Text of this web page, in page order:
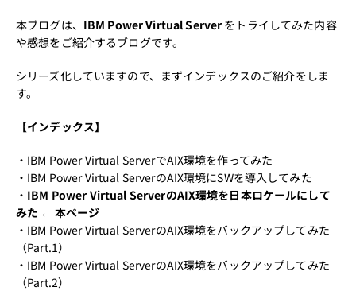
本ブログは、 IBM Power Virtual Server をトライしてみた内容
や感想をご紹介するブログです。
シリーズ化していますので、まずインデックスのご紹介をしま
す。
【インデックス】
・ IBM Power Virtual ServerでAIX環境を作ってみた
・ IBM Power Virtual ServerのAIX環境にSWを導入してみた
・ IBM Power Virtual ServerのAIX環境を日本ロケールにして
みた ← 本ページ
・ IBM Power Virtual ServerのAIX環境をバックアップしてみた
（Part.1）
・ IBM Power Virtual ServerのAIX環境をバックアップしてみた
（Part.2）